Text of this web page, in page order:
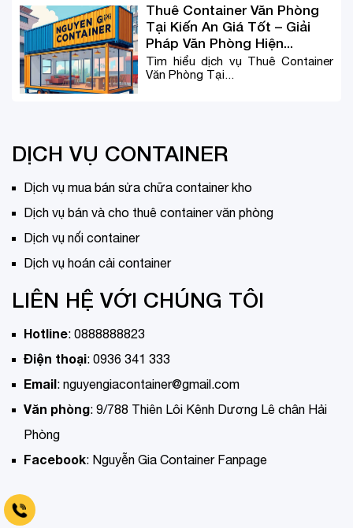
Thuê Container Văn Phòng
Tại Kiến An Giá Tốt – Giải
Pháp Văn Phòng Hiện...
Tìm hiểu dịch vụ Thuê Container
Văn Phòng Tại...
DỊCH VỤ CONTAINER
Dịch vụ mua bán sửa chữa container kho
Dịch vụ bán và cho thuê container văn phòng
Dịch vụ nối container
Dịch vụ hoán cải container
LIÊN HỆ VỚI CHÚNG TÔI
Hotline: 0888888823
Điện thoại: 0936 341 333
Email: nguyengiacontainer@gmail.com
Văn phòng: 9/788 Thiên Lôi Kênh Dương Lê chân Hải
Phòng
Facebook: Nguyễn Gia Container Fanpage
Tell 0936 341 333